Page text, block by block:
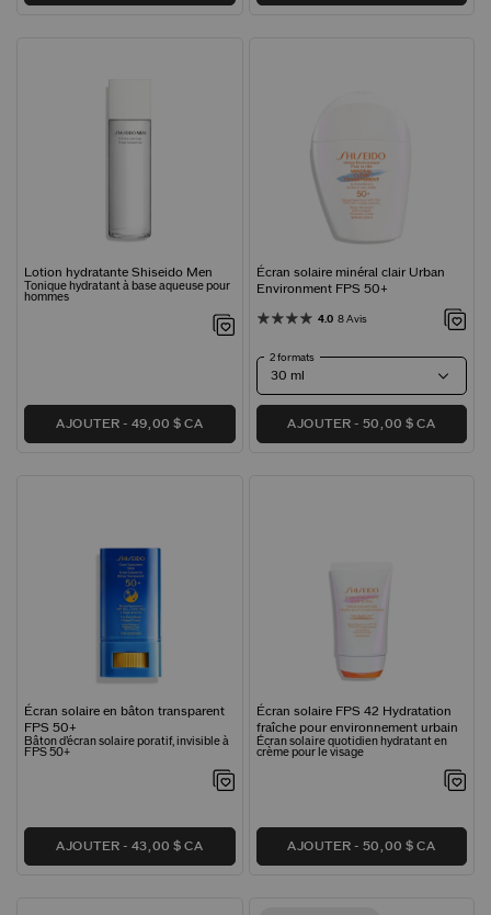
Lotion hydratante Shiseido Men
Tonique hydratant à base aqueuse pour
hommes
AJOUTER 49,00 $ CA
Écran solaire minéral clair Urban
Environment FPS 50+
4.0 8 Avis
2 formats
AJOUTER 50,00 $ CA
Écran solaire en bâton transparent
FPS 50+
Bâton d’écran solaire poratif, invisible à
FPS 50+
AJOUTER 43,00 $ CA
Écran solaire FPS 42 Hydratation
fraîche pour environnement urbain
Écran solaire quotidien hydratant en
crème pour le visage
AJOUTER 50,00 $ CA